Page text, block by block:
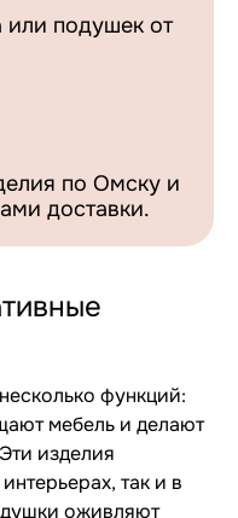
подушек от
по Омску и
доставки.
функций:
мебель и делают
изделия
так и в
оживляют